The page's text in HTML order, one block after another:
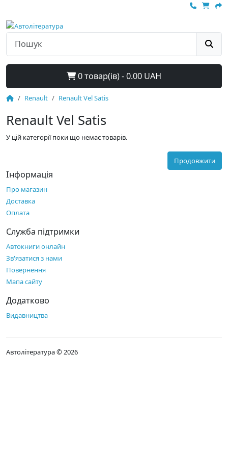
0 товар(ів) - 0.00 UAH
Renault Renault Vel Satis
Renault Vel Satis
У цій категорії поки що немає товарів.
Продовжити
Інформація
Про магазин
Доставка
Оплата
Служба підтримки
Автокниги онлайн
Зв'язатися з нами
Повернення
Мапа сайту
Додатково
Видавництва
Автолітература © 2026